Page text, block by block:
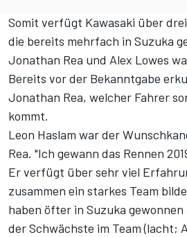
Somit verfügt Kawasaki über
die bereits mehrfach in Suzuka
Jonathan Rea und Alex Lowes
Bereits vor der Bekanntgabe
Jonathan Rea, welcher Fahrer
kommt.
Leon Haslam war der
Rea. "Ich gewann das Rennen
Er verfügt über sehr viel
zusammen ein starkes Team
haben öfter in Suzuka
der Schwächste im Team (lacht;